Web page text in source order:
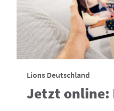
Lions Deutschland
Jetzt online: